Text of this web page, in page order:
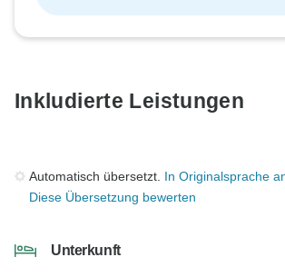
Inkludierte Leistungen
Automatisch übersetzt. In Originalsprache
Diese Übersetzung bewerten
Unterkunft